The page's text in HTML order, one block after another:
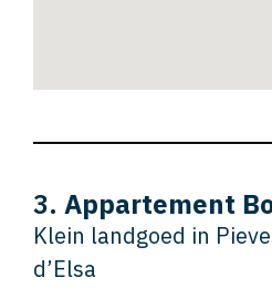
3. Appartement
Klein landgoed in
d’Elsa